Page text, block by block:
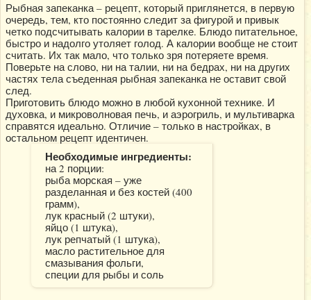
Рыбная запеканка – рецепт, который приглянется, в первую
очередь, тем, кто постоянно следит за фигурой и привык
четко подсчитывать калории в тарелке. Блюдо питательное,
быстро и надолго утоляет голод. А калории вообще не стоит
считать. Их так мало, что только зря потеряете время.
Поверьте на слово, ни на талии, ни на бедрах, ни на других
частях тела съеденная рыбная запеканка не оставит свой
след.
Приготовить блюдо можно в любой кухонной технике. И
духовка, и микроволновая печь, и аэрогриль, и мультиварка
справятся идеально. Отличие – только в настройках, в
остальном рецепт идентичен.
Необходимые ингредиенты:
на 2 порции:
рыба морская – уже
разделанная и без костей (400
грамм),
лук красный (2 штуки),
яйцо (1 штука),
лук репчатый (1 штука),
масло растительное для
смазывания фольги,
специи для рыбы и соль